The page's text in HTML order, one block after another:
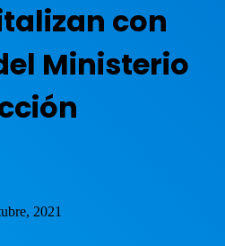
con
Ministerio
2021